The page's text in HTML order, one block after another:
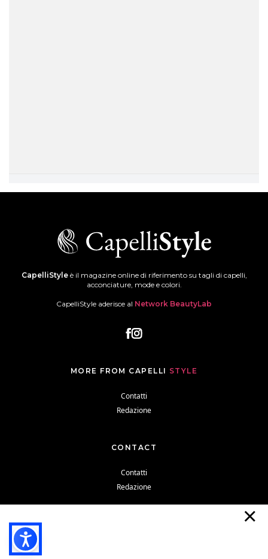
CapelliStyleè il magazine online di riferimento su tagli di capelli,
acconciature, mode e colori.
CapelliStyle aderisce al Network BeautyLab
MORE FROM CAPELLI STYLE
Contatti
Redazione
CONTACT
Contatti
Redazione